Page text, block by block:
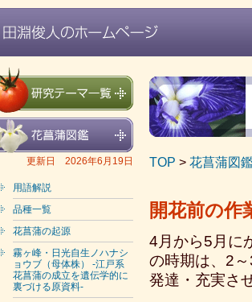
更新日 2026年6月19日
用語解説
品種一覧
花菖蒲の起源
霧ヶ峰・日光自生ノハナシ
ョウブ（母体株） -江戸系
花菖蒲の成立を遺伝学的に
裏づける原資料-
TOP > 花菖蒲図
開花前の作
4月から5月に
の時期は、2
発達・充実さ